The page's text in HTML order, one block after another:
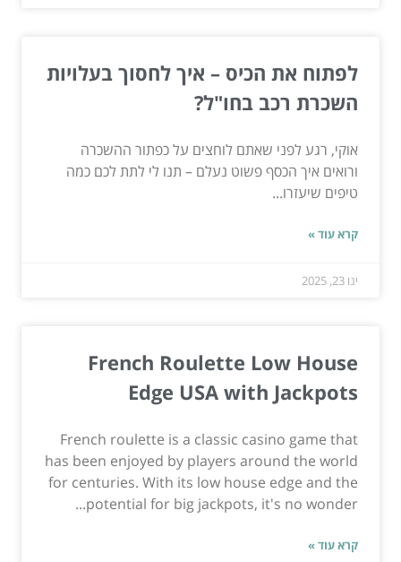
לפתוח את הכיס – איך לחסוך בעלויות
השכרת רכב בחו"ל?
אוקי, רגע לפני שאתם לוחצים על כפתור ההשכרה
ורואים איך הכסף פשוט נעלם – תנו לי לתת לכם כמה
טיפים שיעזרו...
קרא עוד »
ינו 23, 2025
French Roulette Low House
Edge USA with Jackpots
French roulette is a classic casino game that
has been enjoyed by players around the world
for centuries. With its low house edge and the
potential for big jackpots, it's no wonder...
קרא עוד »